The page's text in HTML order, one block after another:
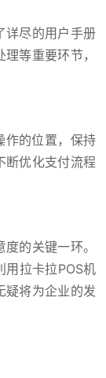
详尽的用户手册
等重要环节，
作的位置，保持
断优化支付流程
的关键一环。
用拉卡拉POS机
疑将为企业的发